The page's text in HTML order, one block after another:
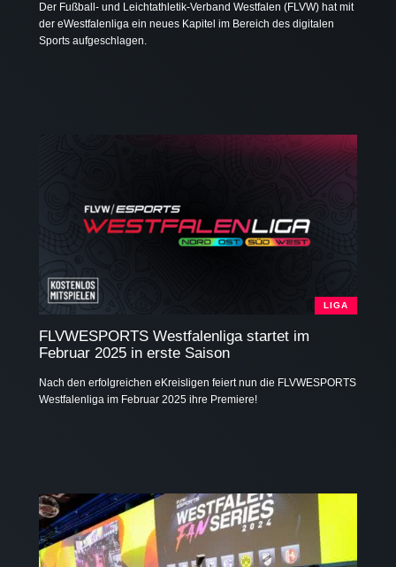
Der Fußball- und Leichtathletik-Verband Westfalen (FLVW) hat mit
der eWestfalenliga ein neues Kapitel im Bereich des digitalen
Sports aufgeschlagen.
LIGA
FLVWESPORTS Westfalenliga startet im
Februar 2025 in erste Saison
Nach den erfolgreichen eKreisligen feiert nun die FLVWESPORTS
Westfalenliga im Februar 2025 ihre Premiere!